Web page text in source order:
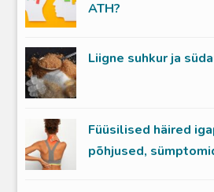
ATH?
Liigne suhkur ja
Füüsilised häired
põhjused,